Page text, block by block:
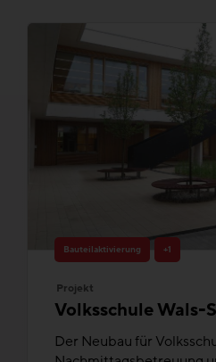
Bauteilaktivierung +1
Projekt
Volksschule Wals-
Der Neubau für